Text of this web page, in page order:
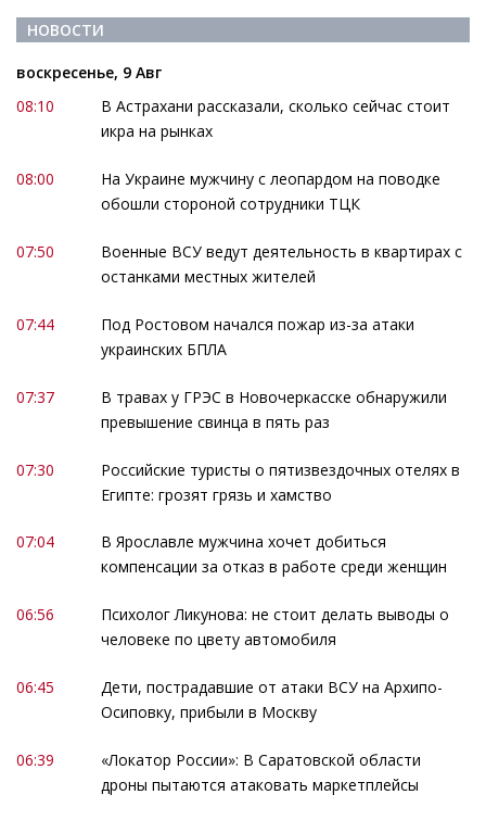
НОВОСТИ
воскресенье, 9 Авг
08:10
В Астрахани рассказали, сколько сейчас стоит
икра на рынках
08:00
На Украине мужчину с леопардом на поводке
обошли стороной сотрудники ТЦК
07:50
Военные ВСУ ведут деятельность в квартирах с
останками местных жителей
07:44
Под Ростовом начался пожар из-за атаки
украинских БПЛА
07:37
В травах у ГРЭС в Новочеркасске обнаружили
превышение свинца в пять раз
07:30
Российские туристы о пятизвездочных отелях в
Египте: грозят грязь и хамство
07:04
В Ярославле мужчина хочет добиться
компенсации за отказ в работе среди женщин
06:56
Психолог Ликунова: не стоит делать выводы о
человеке по цвету автомобиля
06:45
Дети, пострадавшие от атаки ВСУ на Архипо-
Осиповку, прибыли в Москву
06:39
«Локатор России»: В Саратовской области
дроны пытаются атаковать маркетплейсы